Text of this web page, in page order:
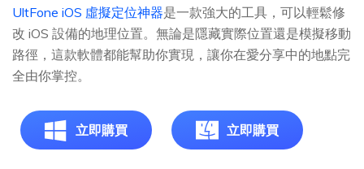
UltFone iOS 虛擬定位神器是一款強大的工具，可以輕鬆修
改 iOS 設備的地理位置。無論是隱藏實際位置還是模擬移動
路徑，這款軟體都能幫助你實現，讓你在愛分享中的地點完
全由你掌控。
立即購買 立即購買